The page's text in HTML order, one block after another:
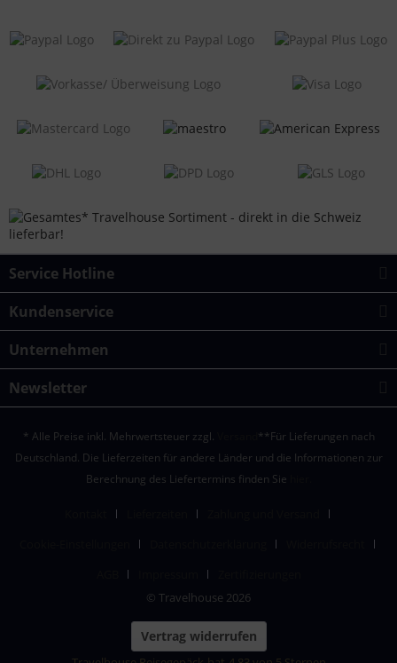
Service Hotline
Kundenservice
Unternehmen
Newsletter
* Alle Preise inkl. Mehrwertsteuer zzgl.
**Für Lieferungen nach
Deutschland. Die Lieferzeiten für andere Länder und die Informationen zur
Berechnung des Liefertermins finden Sie
© Travelhouse 2026
Vertrag widerrufen